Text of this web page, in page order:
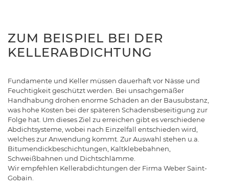
ZUM BEISPIEL BEI DER
KELLERABDICHTUNG
Fundamente und Keller müssen dauerhaft vor Nässe und
Feuchtigkeit geschützt werden. Bei unsachgemäßer
Handhabung drohen enorme Schäden an der Bausubstanz,
was hohe Kosten bei der späteren Schadensbeseitigung zur
Folge hat. Um dieses Ziel zu erreichen gibt es verschiedene
Abdichtsysteme, wobei nach Einzelfall entschieden wird,
welches zur Anwendung kommt. Zur Auswahl stehen u.a.
Bitumendickbeschichtungen, Kaltklebebahnen,
Schweißbahnen und Dichtschlämme.
Wir empfehlen Kellerabdichtungen der Firma Weber Saint-
Gobain.